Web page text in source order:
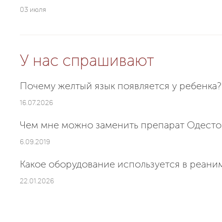
03 июля
У нас спрашивают
Почему желтый язык появляется у ребенка?
16.07.2026
Чем мне можно заменить препарат
6.09.2019
Какое оборудование используется в
22.01.2026